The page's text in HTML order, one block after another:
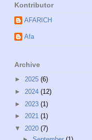
Kontributor
AFARICH
Afa
Archive
► 2025 (6)
► 2024 (12)
► 2023 (1)
► 2021 (1)
▼ 2020 (7)